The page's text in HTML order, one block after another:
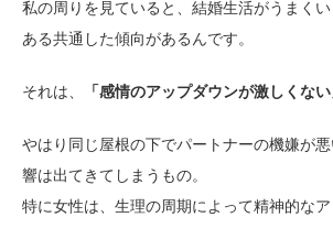
私の周りを見ていると、結婚生活がうまくい
ある共通した傾向があるんです。
それは、 「感情のアップダウンが激しくな
やはり同じ屋根の下でパートナーの機嫌が
響は出てきてしまうもの。
特に女性は、生理の周期によって精神的な